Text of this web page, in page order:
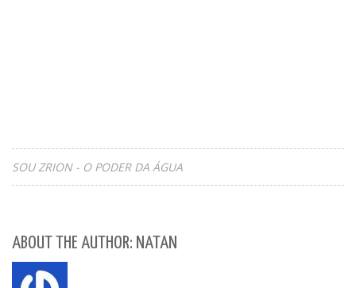
SOU ZRION - O PODER DA ÁGUA
ABOUT THE AUTHOR: NATAN